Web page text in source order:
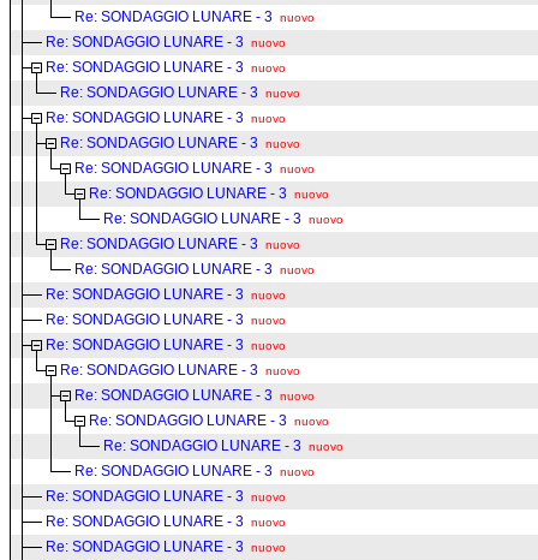
Re: SONDAGGIO LUNARE - 3 nuovo
Re: SONDAGGIO LUNARE - 3 nuovo
Re: SONDAGGIO LUNARE - 3 nuovo
Re: SONDAGGIO LUNARE - 3 nuovo
Re: SONDAGGIO LUNARE - 3 nuovo
Re: SONDAGGIO LUNARE - 3 nuovo
Re: SONDAGGIO LUNARE - 3 nuovo
Re: SONDAGGIO LUNARE - 3 nuovo
Re: SONDAGGIO LUNARE - 3 nuovo
Re: SONDAGGIO LUNARE - 3 nuovo
Re: SONDAGGIO LUNARE - 3 nuovo
Re: SONDAGGIO LUNARE - 3 nuovo
Re: SONDAGGIO LUNARE - 3 nuovo
Re: SONDAGGIO LUNARE - 3 nuovo
Re: SONDAGGIO LUNARE - 3 nuovo
Re: SONDAGGIO LUNARE - 3 nuovo
Re: SONDAGGIO LUNARE - 3 nuovo
Re: SONDAGGIO LUNARE - 3 nuovo
Re: SONDAGGIO LUNARE - 3 nuovo
Re: SONDAGGIO LUNARE - 3 nuovo
Re: SONDAGGIO LUNARE - 3 nuovo
Re: SONDAGGIO LUNARE - 3 nuovo